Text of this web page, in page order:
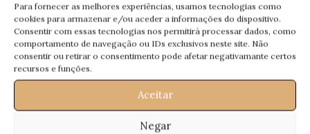
Para fornecer as melhores experiências, usamos tecnologias como
cookies para armazenar e/ou aceder a informações do dispositivo.
Consentir com essas tecnologias nos permitirá processar dados, como
comportamento de navegação ou IDs exclusivos neste site. Não
consentir ou retirar o consentimento pode afetar negativamante certos
recursos e funções.
Aceitar
Negar
UmaMensagem Especial, que quero deixar aqui e
agora… Entendam que é uma Mensagem não minha,
mas Deles 😀
Todas as semanas para vós:
Espirituais, porMargarida Fernandes🙂
Passem a Palavra!